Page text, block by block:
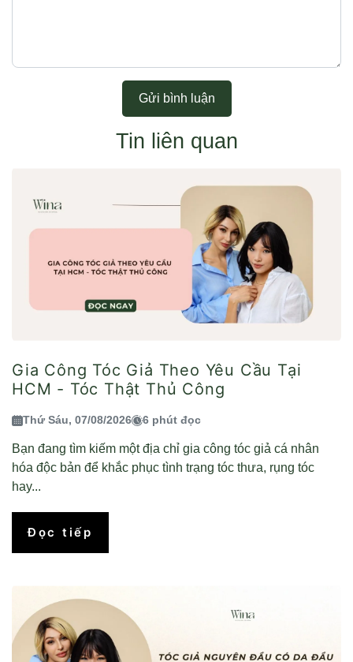
Gửi bình luận
Tin liên quan
Gia Công Tóc Giả Theo Yêu Cầu Tại
HCM - Tóc Thật Thủ Công
Thứ Sáu, 07/08/2026 6 phút đọc
Bạn đang tìm kiếm một địa chỉ gia công tóc giả cá nhân
hóa độc bản để khắc phục tình trạng tóc thưa, rụng tóc
hay...
Đọc tiếp